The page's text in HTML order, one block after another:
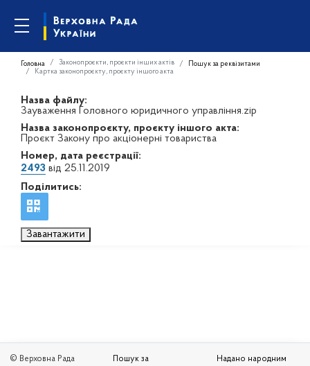
Головна Законопроєкти, проєкти інших актів
Пошук за реквізитами
Картка законопроєкту, проєкту іншого акта
Назва файлу:
Зауваження Головного юридичного управління.zip
Назва законопроєкту, проєкту іншого акта:
Проєкт Закону про акціонерні товариства
Номер, дата реєстрації:
2493 від 25.11.2019
Поділитись:
Завантажити
© Верховна Рада
Пошук за
Надано народним